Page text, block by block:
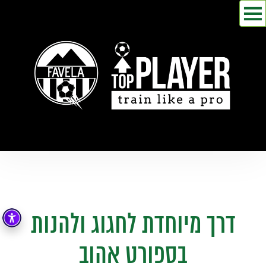
דרך מיוחדת לחגוג ולהנות
בספורט אהוב